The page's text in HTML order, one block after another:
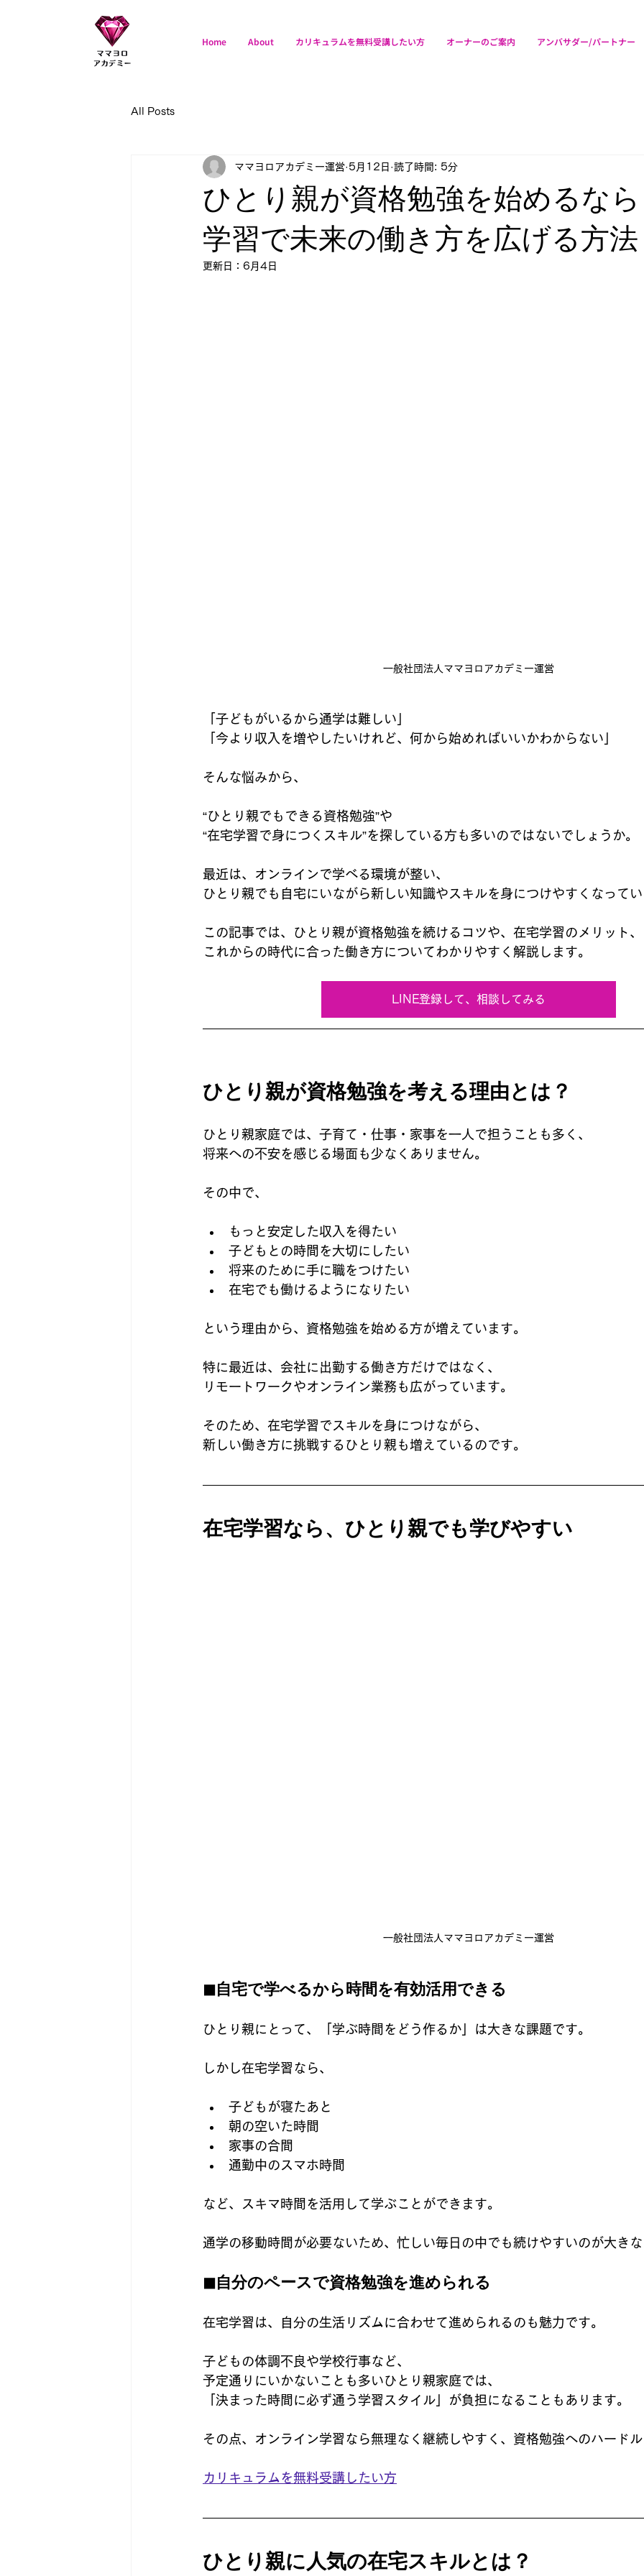
Home About カリキュラムを無料受講したい方 オーナーのご案内 アンバサダー/パートナー
All Posts
ひとり親が資格勉強を始めるな
学習で未来の働き方を広げる方法
ママヨロアカデミー運営 5月12日 読了時間: 5分
更新日： 6月4日
一般社団法人ママヨロアカデミー運営
「子どもがいるから通学は難しい」
「今より収入を増やしたいけれど、何から始めればいいかわからない」
そんな悩みから、
“ひとり親でもできる資格勉強”や
“在宅学習で身につくスキル”を探している方も多いのではないでしょうか。
最近は、オンラインで学べる環境が整い、
ひとり親でも自宅にいながら新しい知識やスキルを身につけやすくなって
この記事では、ひとり親が資格勉強を続けるコツや、在宅学習のメリット、
これからの時代に合った働き方についてわかりやすく解説します。
LINE登録して、相談してみる
ひとり親が資格勉強を考える理由とは？
ひとり親家庭では、子育て・仕事・家事を一人で担うことも多く、
将来への不安を感じる場面も少なくありません。
その中で、
もっと安定した収入を得たい
子どもとの時間を大切にしたい
将来のために手に職をつけたい
在宅でも働けるようになりたい
という理由から、資格勉強を始める方が増えています。
特に最近は、会社に出勤する働き方だけではなく、
リモートワークやオンライン業務も広がっています。
そのため、在宅学習でスキルを身につけながら、
新しい働き方に挑戦するひとり親も増えているのです。
在宅学習なら、ひとり親でも学びやすい
一般社団法人ママヨロアカデミー運営
◼︎自宅で学べるから時間を有効活用できる
ひとり親にとって、「学ぶ時間をどう作るか」は大きな課題です。
しかし在宅学習なら、
子どもが寝たあと
朝の空いた時間
家事の合間
通勤中のスマホ時間
など、スキマ時間を活用して学ぶことができます。
通学の移動時間が必要ないため、忙しい毎日の中でも続けやすいのが大き
◼︎自分のペースで資格勉強を進められる
在宅学習は、自分の生活リズムに合わせて進められるのも魅力です。
子どもの体調不良や学校行事など、
予定通りにいかないことも多いひとり親家庭では、
「決まった時間に必ず通う学習スタイル」が負担になることもあります。
その点、オンライン学習なら無理なく継続しやすく、資格勉強へのハード
カリキュラムを無料受講したい方
ひとり親に人気の在宅スキルとは？